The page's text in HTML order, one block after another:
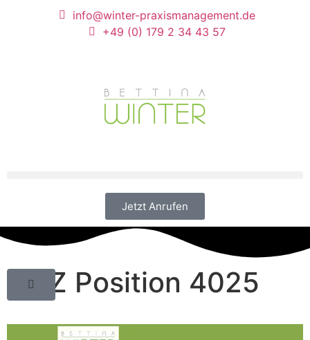
info@winter-praxismanagement.de
+49 (0) 179 2 34 43 57
Jetzt Anrufen
GOZ Position 4025